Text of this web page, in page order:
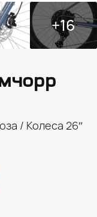
+16
/ Колеса 26″